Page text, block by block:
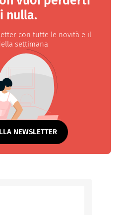
nulla.
con tutte le novità e il
settimana
NEWSLETTER